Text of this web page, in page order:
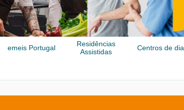
emeis Portugal
Residências
Assistidas
Centros de dia